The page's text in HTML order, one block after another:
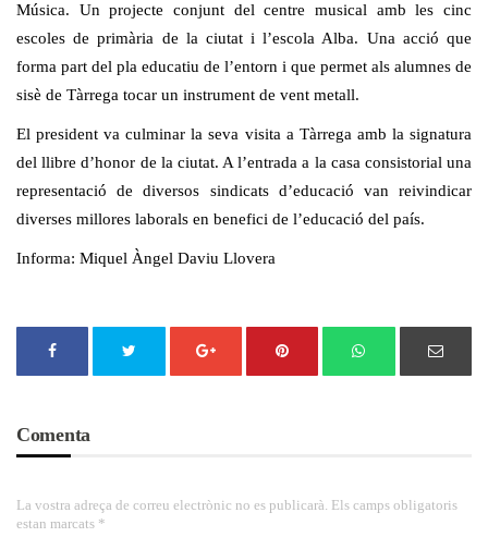
Música. Un projecte conjunt del centre musical amb les cinc
escoles de primària de la ciutat i l’escola Alba. Una acció que
forma part del pla educatiu de l’entorn i que permet als alumnes de
sisè de Tàrrega tocar un instrument de vent metall.
El president va culminar la seva visita a Tàrrega amb la signatura
del llibre d’honor de la ciutat. A l’entrada a la casa consistorial una
representació de diversos sindicats d’educació van reivindicar
diverses millores laborals en benefici de l’educació del país.
Informa: Miquel Àngel Daviu Llovera
Comenta
La vostra adreça de correu electrònic no es publicarà. Els camps obligatoris
estan marcats *